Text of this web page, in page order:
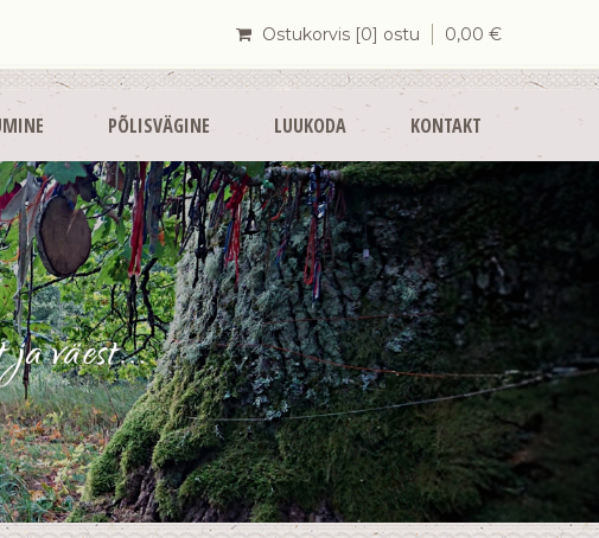
Ostukorvis [0] ostu 0,00 €
PÕLISVÄGINE LUUKODA KONTAKT